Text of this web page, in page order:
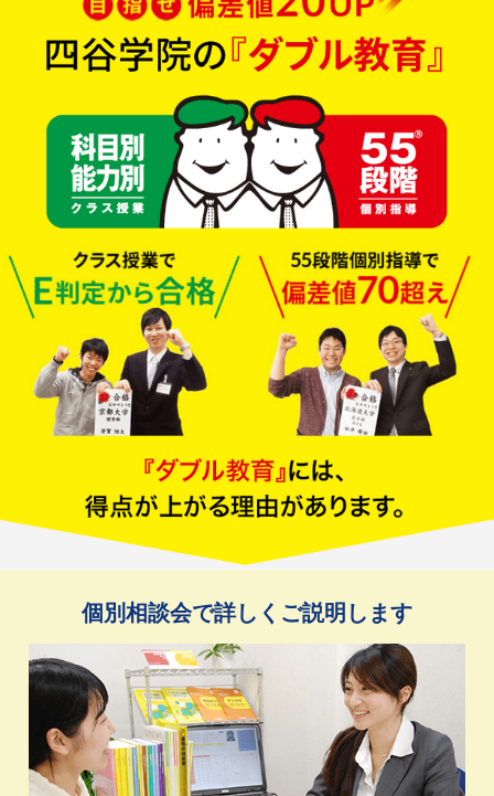
個別相談会で詳しくご説明します